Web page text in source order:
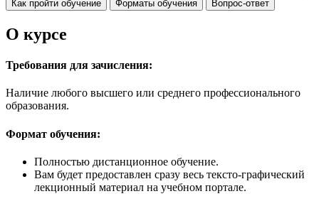
Как пройти обучение
Форматы обучения Вопрос-ответ
О курсе
Требования для зачисления:
Наличие любого высшего или среднего профессионального
образования.
Формат обучения:
Полностью дистанционное обучение.
Вам будет предоставлен сразу весь тексто-графический
лекционный материал на учебном портале.